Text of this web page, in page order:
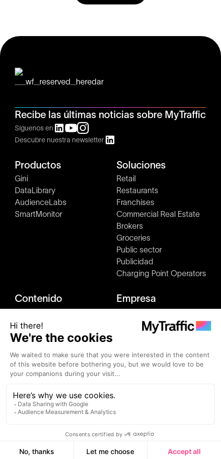
Recibe las últimas noticias sobre MyTraffic
Síguenos en
Descubre nuestra newsletter
Productos
Gini
DataLibrary
AudienceLabs
SmartMonitor
Soluciones
Retail
Restaurants
Franchises
Commercial Real Estate
Brokers
Groceries
Public sector
Publicidad
Charging Point Operators
Contenido
Estudios de mercado
Blog
Clientes
Alternativas
Empresa
Acerca de nosotros
Kit de prensa y medios
Cómo funciona
Contacto
MyTraffic ©2026 - Todos los derechos reservados.
Política de privacidad